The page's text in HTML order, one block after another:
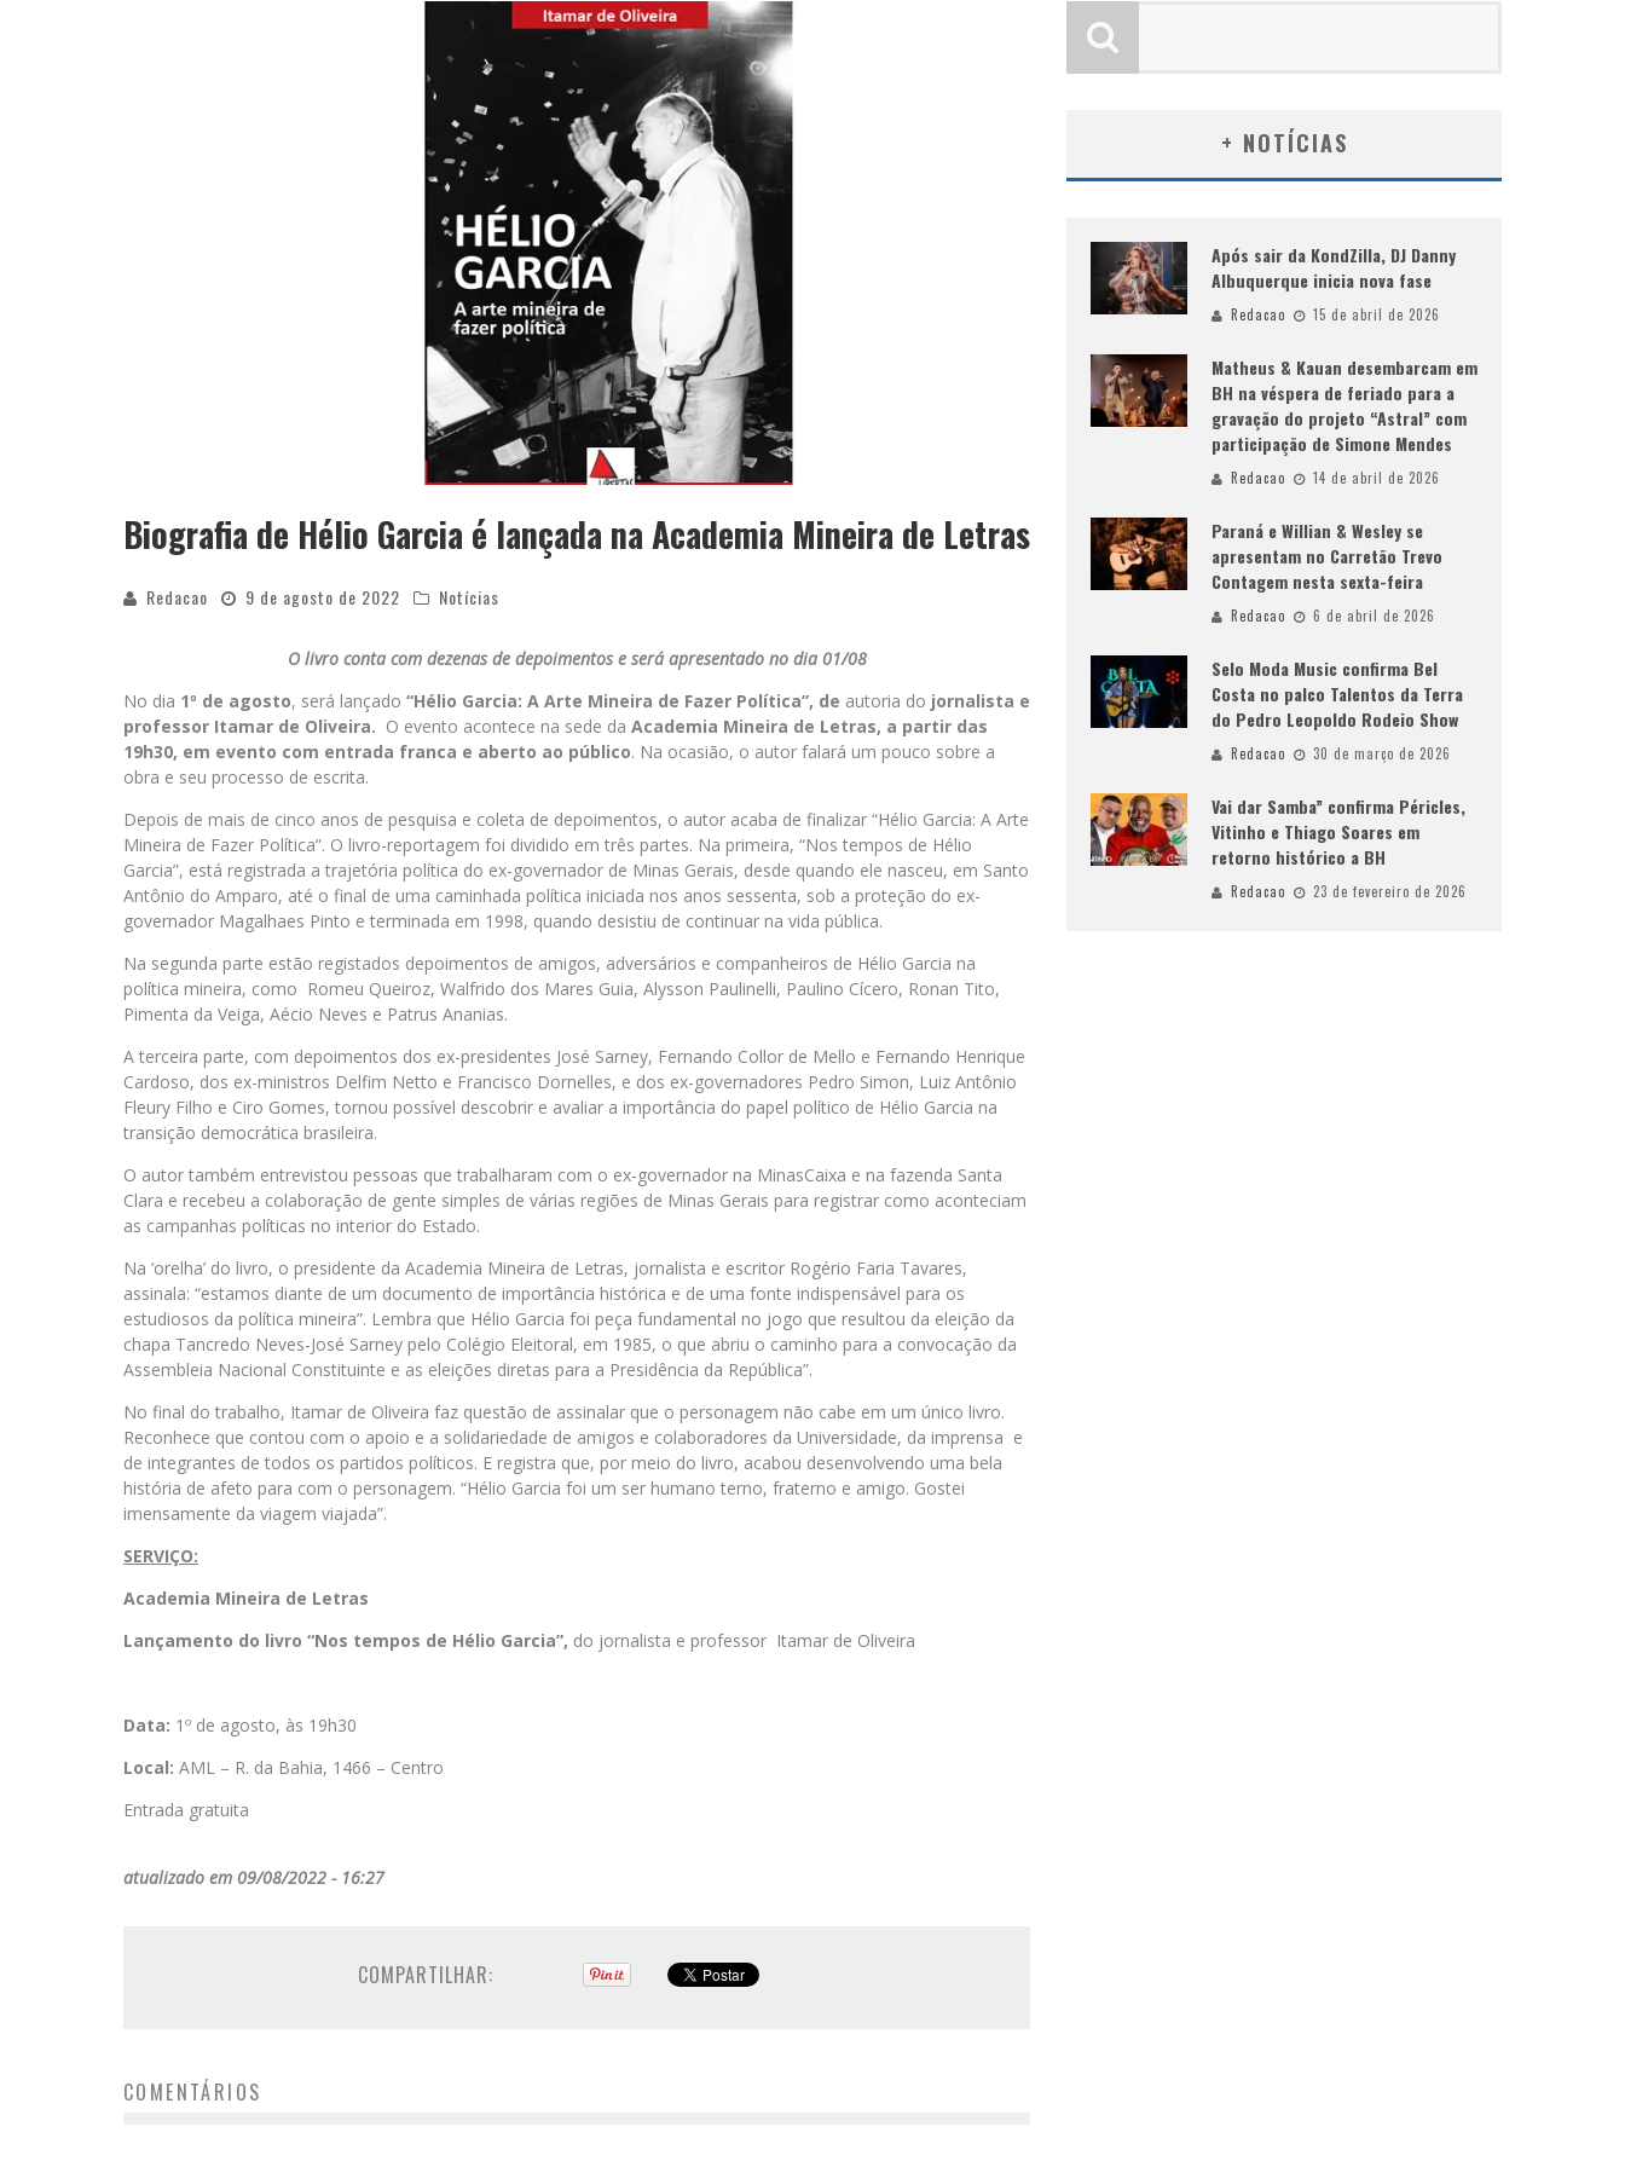
APÓS SAIR DA KONDZILLA, DJ DANNY ALBUQUERQUE INICIA NOVA FASE
Biografia de Hélio Garcia é lançada na Academia Mineira de Letras
Redacao 9 de agosto de 2022 Notícias
O livro conta com dezenas de depoimentos e será apresentado no dia 01/08
No dia 1º de agosto, será lançado “Hélio Garcia: A Arte Mineira de Fazer Política”, de autoria do jornalista e
professor Itamar de Oliveira. O evento acontece na sede da Academia Mineira de Letras, a partir das
19h30, em evento com entrada franca e aberto ao público. Na ocasião, o autor falará um pouco sobre a
obra e seu processo de escrita.
Depois de mais de cinco anos de pesquisa e coleta de depoimentos, o autor acaba de finalizar “Hélio Garcia: A Arte
Mineira de Fazer Política”. O livro-reportagem foi dividido em três partes. Na primeira, “Nos tempos de Hélio
Garcia”, está registrada a trajetória política do ex-governador de Minas Gerais, desde quando ele nasceu, em Santo
Antônio do Amparo, até o final de uma caminhada política iniciada nos anos sessenta, sob a proteção do ex-
governador Magalhaes Pinto e terminada em 1998, quando desistiu de continuar na vida pública.
Na segunda parte estão registados depoimentos de amigos, adversários e companheiros de Hélio Garcia na
política mineira, como Romeu Queiroz, Walfrido dos Mares Guia, Alysson Paulinelli, Paulino Cícero, Ronan Tito,
Pimenta da Veiga, Aécio Neves e Patrus Ananias.
A terceira parte, com depoimentos dos ex-presidentes José Sarney, Fernando Collor de Mello e Fernando Henrique
Cardoso, dos ex-ministros Delfim Netto e Francisco Dornelles, e dos ex-governadores Pedro Simon, Luiz Antônio
Fleury Filho e Ciro Gomes, tornou possível descobrir e avaliar a importância do papel político de Hélio Garcia na
transição democrática brasileira.
O autor também entrevistou pessoas que trabalharam com o ex-governador na MinasCaixa e na fazenda Santa
Clara e recebeu a colaboração de gente simples de várias regiões de Minas Gerais para registrar como aconteciam
as campanhas políticas no interior do Estado.
Na ‘orelha’ do livro, o presidente da Academia Mineira de Letras, jornalista e escritor Rogério Faria Tavares,
assinala: “estamos diante de um documento de importância histórica e de uma fonte indispensável para os
estudiosos da política mineira”. Lembra que Hélio Garcia foi peça fundamental no jogo que resultou da eleição da
chapa Tancredo Neves-José Sarney pelo Colégio Eleitoral, em 1985, o que abriu o caminho para a convocação da
Assembleia Nacional Constituinte e as eleições diretas para a Presidência da República”.
No final do trabalho, Itamar de Oliveira faz questão de assinalar que o personagem não cabe em um único livro.
Reconhece que contou com o apoio e a solidariedade de amigos e colaboradores da Universidade, da imprensa e
de integrantes de todos os partidos políticos. E registra que, por meio do livro, acabou desenvolvendo uma bela
história de afeto para com o personagem. “Hélio Garcia foi um ser humano terno, fraterno e amigo. Gostei
imensamente da viagem viajada”.
SERVIÇO:
Academia Mineira de Letras
Lançamento do livro “Nos tempos de Hélio Garcia”, do jornalista e professor Itamar de Oliveira
Data: 1º de agosto, às 19h30
Local: AML – R. da Bahia, 1466 – Centro
Entrada gratuita
atualizado em 09/08/2022 - 16:27
COMPARTILHAR:
COMENTÁRIOS
+ NOTÍCIAS
Após sair da KondZilla, DJ Danny
Albuquerque inicia nova fase
Redacao 15 de abril de 2026
Matheus & Kauan desembarcam em
BH na véspera de feriado para a
gravação do projeto “Astral” com
participação de Simone Mendes
Redacao 14 de abril de 2026
Paraná e Willian & Wesley se
apresentam no Carretão Trevo
Contagem nesta sexta-feira
Redacao 6 de abril de 2026
Selo Moda Music confirma Bel
Costa no palco Talentos da Terra
do Pedro Leopoldo Rodeio Show
Redacao 30 de março de 2026
Vai dar Samba” confirma Péricles,
Vitinho e Thiago Soares em
retorno histórico a BH
Redacao 23 de fevereiro de 2026